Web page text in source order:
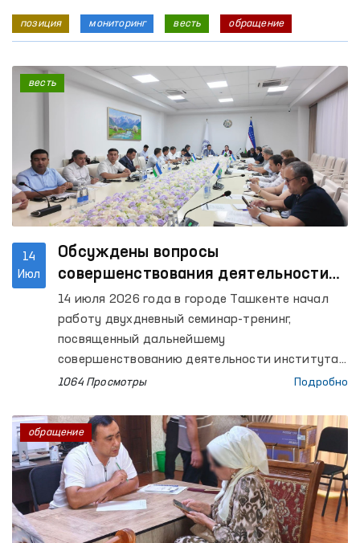
позиция мониторинг весть обращение
14
Июл
Обсуждены вопросы
совершенствования деятельности
института Омбудсмана в
соответствии с требованиями
Глобального альянса национальных
правозащитных учреждений
(GANHRI)
14 июля 2026 года в городе Ташкенте начал
работу двухдневный семинар-тренинг,
посвященный дальнейшему
совершенствованию деятельности института
Уполномоченного Олий Мажлиса по правам
международных стандартов. Мероприятие
организовано в сотрудничестве с Управлением
Верховного комиссара ООН по правам человека
(OHCHR).
1064 Просмотры Подробно
весть
обращение